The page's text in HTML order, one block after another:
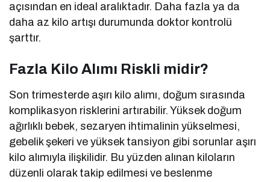
açısından en ideal aralıktadır. Daha fazla ya da
daha az kilo artışı durumunda doktor kontrolü
şarttır.
Fazla Kilo Alımı Riskli midir?
Son trimesterde aşırı kilo alımı, doğum sırasında
komplikasyon risklerini artırabilir. Yüksek doğum
ağırlıklı bebek, sezaryen ihtimalinin yükselmesi,
gebelik şekeri ve yüksek tansiyon gibi sorunlar aşırı
kilo alımıyla ilişkilidir. Bu yüzden alınan kiloların
düzenli olarak takip edilmesi ve beslenme